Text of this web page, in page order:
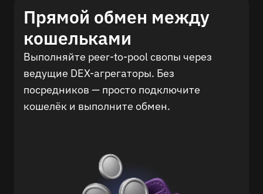
Прямой обмен между
кошельками
Выполняйте peer-to-pool свопы через
ведущие DEX-агрегаторы. Без
посредников — просто подключите
кошелёк и выполните обмен.